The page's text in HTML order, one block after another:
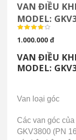
VAN ĐIỀU
MODEL:
1.000.000 đ
VAN ĐIỀU
MODEL:
Van loại góc
Các van góc
GKV3800 (PN